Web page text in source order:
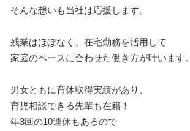
そんな想いも当社は応援します。
残業はほぼなく、在宅勤務を活用して
家庭のペースに合わせた働き方が叶います。
男女ともに育休取得実績があり、
育児相談できる先輩も在籍！
年3回の10連休もあるので